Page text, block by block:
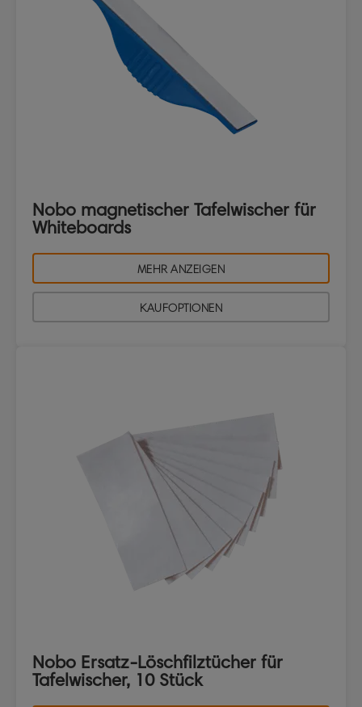
Nobo magnetischer Tafelwischer für
Whiteboards
MEHR ANZEIGEN
KAUFOPTIONEN
Nobo Ersatz-Löschfilztücher für
Tafelwischer, 10 Stück